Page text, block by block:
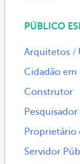
PÚBLICO
Arquitetos /
Cidadão em
Construtor
Proprietário
Servidor